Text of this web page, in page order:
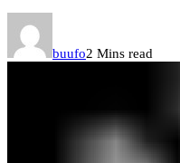
buufo2 Mins read